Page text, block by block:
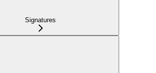
Signatures